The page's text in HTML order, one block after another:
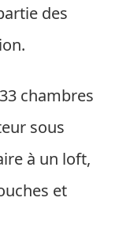
des
chambres
sous
à un loft,
et